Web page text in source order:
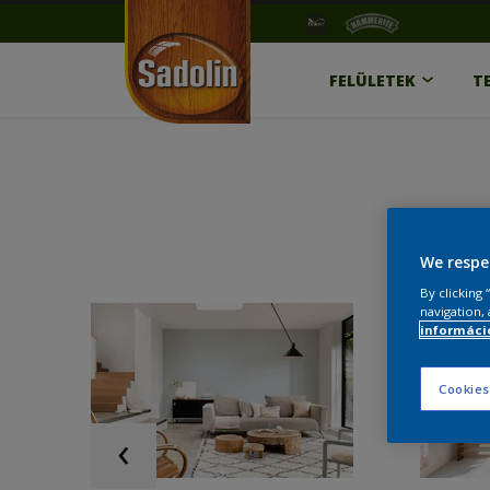
FELÜLETEK
We
By clicking
navigation,